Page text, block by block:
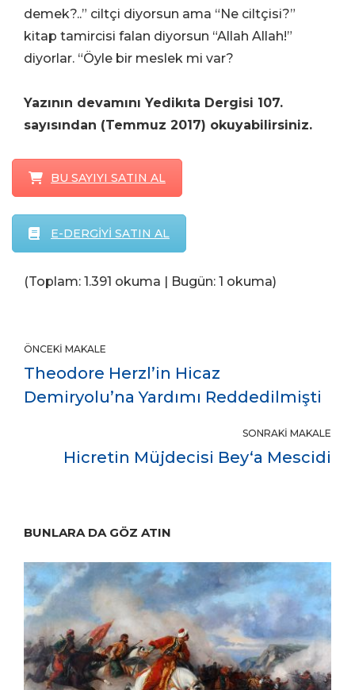
demek?..” ciltçi diyorsun ama “Ne ciltçisi?”
kitap tamircisi falan diyorsun “Allah Allah!”
diyorlar. “Öyle bir meslek mi var?
Yazının devamını Yedikıta Dergisi 107.
sayısından (Temmuz 2017) okuyabilirsiniz.
BU SAYIYI SATIN AL
E-DERGİYİ SATIN AL
(Toplam: 1.391 okuma | Bugün: 1 okuma)
ÖNCEKI MAKALE
Theodore Herzl’in Hicaz
Demiryolu’na Yardımı Reddedilmişti
SONRAKI MAKALE
Hicretin Müjdecisi Bey‘a Mescidi
BUNLARA DA GÖZ ATIN